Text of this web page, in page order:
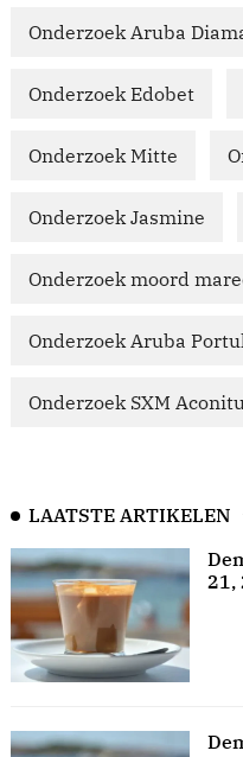
Onderzoek Aruba
Onderzoek Edobet
Onderzoek Mitte
Onderzoek Jasmine
Onderzoek moord
Onderzoek Aruba
Onderzoek SXM
LAATSTE ARTIKELEN
21,